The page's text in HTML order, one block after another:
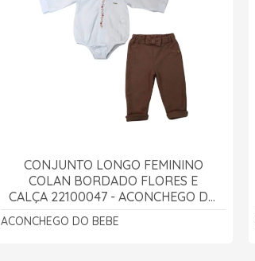
CONJUNTO LONGO FEMININO
COLAN BORDADO FLORES E
CALÇA 22100047 - ACONCHEGO DO
BEBÊ
ACONCHEGO DO BEBE